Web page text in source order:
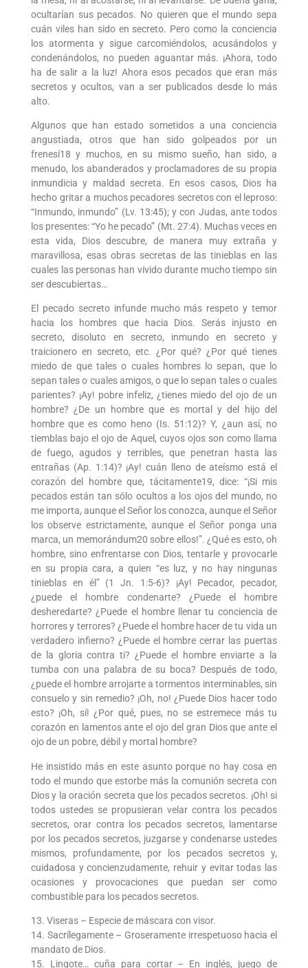
ocultarían sus pecados. No quieren que el mundo sepa
cuán viles han sido en secreto. Pero como la conciencia
los atormenta y sigue carcomiéndolos, acusándolos y
condenándolos, no pueden aguantar más. ¡Ahora, todo
ha de salir a la luz! Ahora esos pecados que eran más
secretos y ocultos, van a ser publicados desde lo más
alto.
Algunos que han estado sometidos a una conciencia
angustiada, otros que han sido golpeados por un
frenesí18 y muchos, en su mismo sueño, han sido, a
menudo, los abanderados y proclamadores de su propia
inmundicia y maldad secreta. En esos casos, Dios ha
hecho gritar a muchos pecadores secretos con el leproso:
“Inmundo, inmundo” (Lv. 13:45); y con Judas, ante todos
los presentes: “Yo he pecado” (Mt. 27:4). Muchas veces en
esta vida, Dios descubre, de manera muy extraña y
maravillosa, esas obras secretas de las tinieblas en las
cuales las personas han vivido durante mucho tiempo sin
ser descubiertas…
El pecado secreto infunde mucho más respeto y temor
hacia los hombres que hacia Dios. Serás injusto en
secreto, disoluto en secreto, inmundo en secreto y
traicionero en secreto, etc. ¿Por qué? ¿Por qué tienes
miedo de que tales o cuales hombres lo sepan, que lo
sepan tales o cuales amigos, o que lo sepan tales o cuales
parientes? ¡Ay! pobre infeliz, ¿tienes miedo del ojo de un
hombre? ¿De un hombre que es mortal y del hijo del
hombre que es como heno (Is. 51:12)? Y, ¿aun así, no
tiemblas bajo el ojo de Aquel, cuyos ojos son como llama
de fuego, agudos y terribles, que penetran hasta las
entrañas (Ap. 1:14)? ¡Ay! cuán lleno de ateísmo está el
corazón del hombre que, tácitamente19, dice: “¡Si mis
pecados están tan sólo ocultos a los ojos del mundo, no
me importa, aunque el Señor los conozca, aunque el Señor
los observe estrictamente, aunque el Señor ponga una
marca, un memorándum20 sobre ellos!”. ¿Qué es esto, oh
hombre, sino enfrentarse con Dios, tentarle y provocarle
en su propia cara, a quien “es luz, y no hay ningunas
tinieblas en él” (1 Jn. 1:5-6)? ¡Ay! Pecador, pecador,
¿puede el hombre condenarte? ¿Puede el hombre
desheredarte? ¿Puede el hombre llenar tu conciencia de
horrores y terrores? ¿Puede el hombre hacer de tu vida un
verdadero infierno? ¿Puede el hombre cerrar las puertas
de la gloria contra ti? ¿Puede el hombre enviarte a la
tumba con una palabra de su boca? Después de todo,
¿puede el hombre arrojarte a tormentos interminables, sin
consuelo y sin remedio? ¡Oh, no! ¿Puede Dios hacer todo
esto? ¡Oh, sí! ¿Por qué, pues, no se estremece más tu
corazón en lamentos ante el ojo del gran Dios que ante el
ojo de un pobre, débil y mortal hombre?
He insistido más en este asunto porque no hay cosa en
todo el mundo que estorbe más la comunión secreta con
Dios y la oración secreta que los pecados secretos. ¡Oh! si
todos ustedes se propusieran velar contra los pecados
secretos, orar contra los pecados secretos, lamentarse
por los pecados secretos, juzgarse y condenarse ustedes
mismos, profundamente, por los pecados secretos y,
cuidadosa y concienzudamente, rehuir y evitar todas las
ocasiones y provocaciones que puedan ser como
combustible para los pecados secretos.
13. Viseras – Especie de máscara con visor.
14. Sacrílegamente – Groseramente irrespetuoso hacia el
mandato de Dios.
15. Lingote… cuña para cortar – En inglés, juego de